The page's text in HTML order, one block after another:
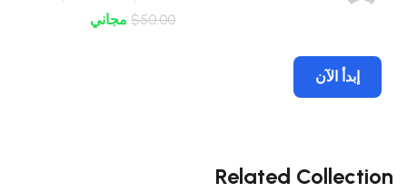
$50.00 مجاني
إبدأ الآن
Related Collection